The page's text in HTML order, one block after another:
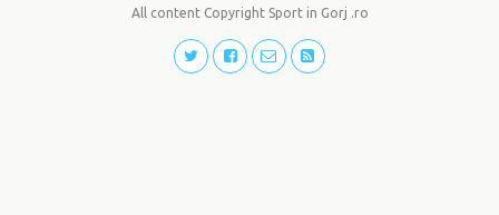
All content Copyright Sport in Gorj .ro